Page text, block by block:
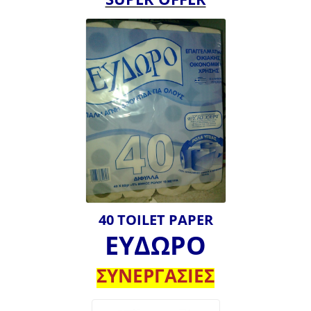
40 TOILET PAPER
ΕΥΔΩΡΟ
ΣΥΝΕΡΓΑΣΙΕΣ